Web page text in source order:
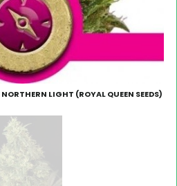
NORTHERN LIGHT (ROYAL QUEEN SEEDS)